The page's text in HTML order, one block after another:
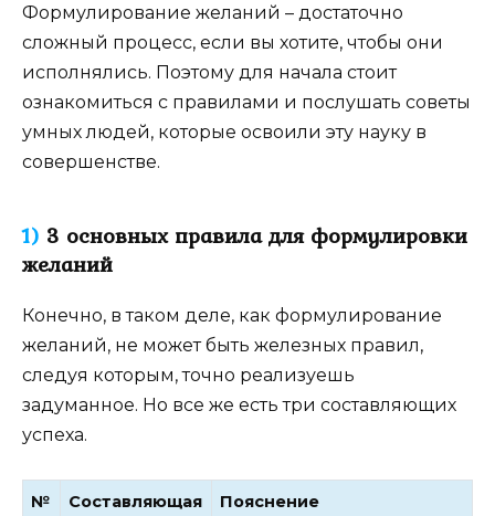
Формулирование желаний – достаточно
сложный процесс, если вы хотите, чтобы они
исполнялись. Поэтому для начала стоит
ознакомиться с правилами и послушать советы
умных людей, которые освоили эту науку в
совершенстве.
1) 3 основных правила для формулировки
желаний
Конечно, в таком деле, как формулирование
желаний, не может быть железных правил,
следуя которым, точно реализуешь
задуманное. Но все же есть три составляющих
успеха.
№ Составляющая Пояснение